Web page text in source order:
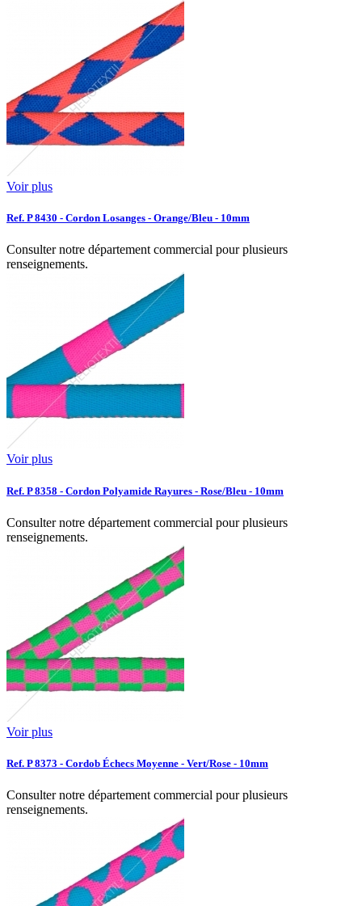
Voir plus
Ref. P 8430 - Cordon Losanges - Orange/Bleu - 10mm
Consulter notre département commercial pour plusieurs
renseignements.
Voir plus
Ref. P 8358 - Cordon Polyamide Rayures - Rose/Bleu - 10mm
Consulter notre département commercial pour plusieurs
renseignements.
Voir plus
Ref. P 8373 - Cordob Échecs Moyenne - Vert/Rose - 10mm
Consulter notre département commercial pour plusieurs
renseignements.